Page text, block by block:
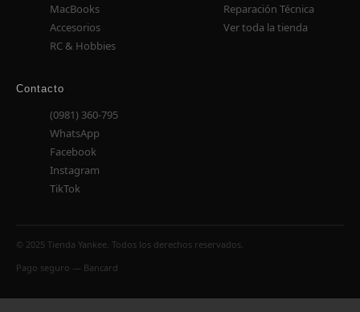
MacBooks
Accesorios
RC & Hobbies
Reparación Técnica
Ver toda la tienda
Contacto
(0981) 360-795
WhatsApp
Facebook
Instagram
TikTok
© 2025 Tienda Yankee. Todos los derechos reservados.
Pago seguro — Bancard